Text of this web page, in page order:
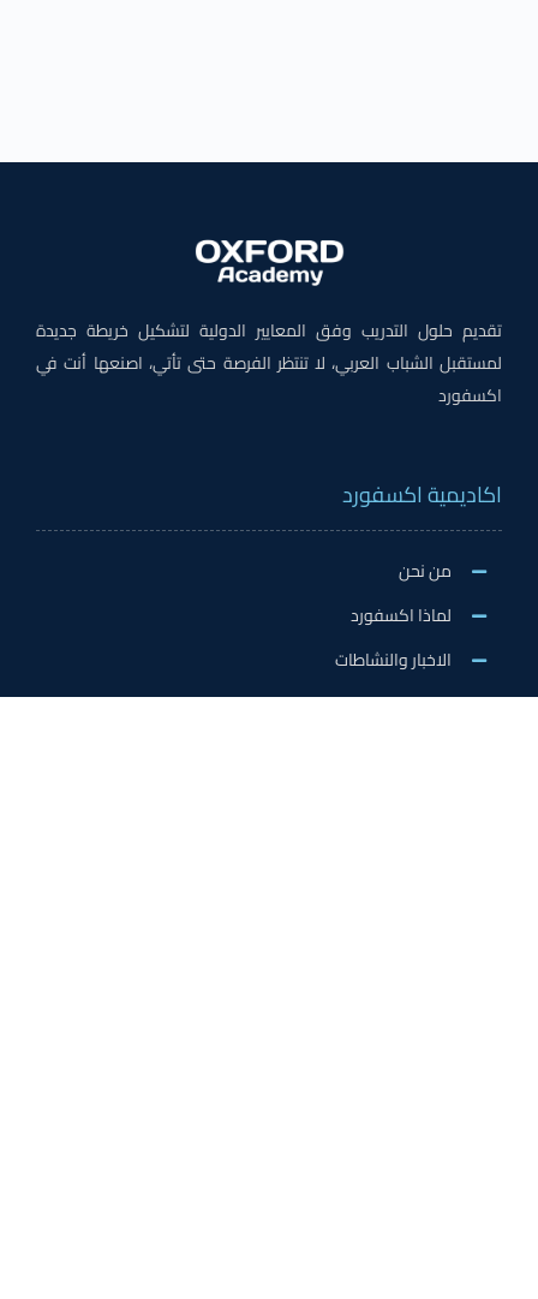
تقديم حلول التدريب وفق المعايير الدولية لتشكيل خريطة جديدة
لمستقبل الشباب العربي، لا تنتظر الفرصة حتى تأتي، اصنعها أنت في
اكسفورد
اكاديمية اكسفورد
من نحن
لماذا اكسفورد
الاخبار والنشاطات
وظائف اكسفورد